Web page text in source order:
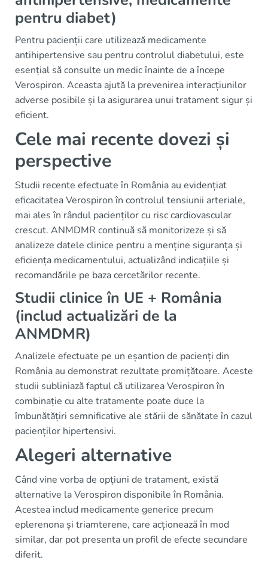
pentru diabet)
Pentru pacienții care utilizează medicamente
antihipertensive sau pentru controlul diabetului, este
esențial să consulte un medic înainte de a începe
Verospiron. Aceasta ajută la prevenirea interacțiunilor
adverse posibile și la asigurarea unui tratament sigur și
eficient.
Cele mai recente dovezi și
perspective
Studii recente efectuate în România au evidențiat
eficacitatea Verospiron în controlul tensiunii arteriale,
mai ales în rândul pacienților cu risc cardiovascular
crescut. ANMDMR continuă să monitorizeze și să
analizeze datele clinice pentru a menține siguranța și
eficiența medicamentului, actualizând indicațiile și
recomandările pe baza cercetărilor recente.
Studii clinice în UE + România
(includ actualizări de la
ANMDMR)
Analizele efectuate pe un eșantion de pacienți din
România au demonstrat rezultate promițătoare. Aceste
studii subliniază faptul că utilizarea Verospiron în
combinație cu alte tratamente poate duce la
îmbunătățiri semnificative ale stării de sănătate în cazul
pacienților hipertensivi.
Alegeri alternative
Când vine vorba de opțiuni de tratament, există
alternative la Verospiron disponibile în România.
Acestea includ medicamente generice precum
eplerenona și triamterene, care acționează în mod
similar, dar pot presenta un profil de efecte secundare
diferit.